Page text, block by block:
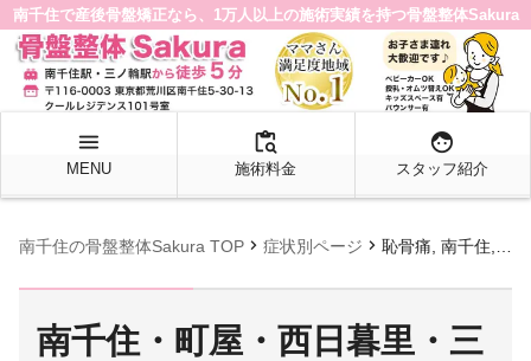
南千住で産後骨盤矯正なら、1万人以上の施術実績を持つ骨盤整体Sakura
menu
MENU
content_paste_search
施術料金
face
スタッフ紹介
南千住の骨盤整体Sakura TOP chevron_right 症状別ページ chevron_right 恥骨痛, 南千住, 整体
南千住・町屋・西日暮里・三